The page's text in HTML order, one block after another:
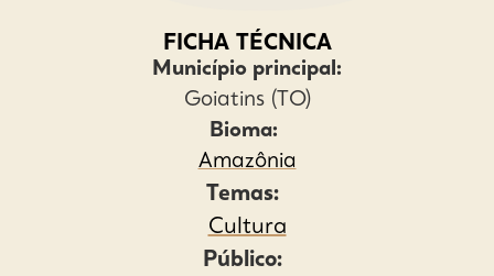
FICHA TÉCNICA
Município principal:
Goiatins (TO)
Bioma:
Amazônia
Temas:
Cultura
Público: